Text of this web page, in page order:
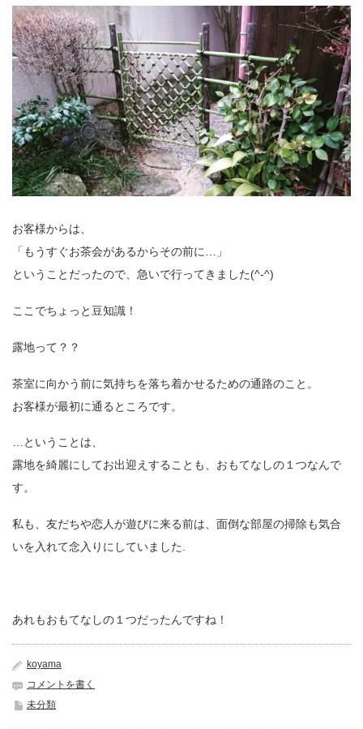
お客様からは、
「もうすぐお茶会があるからその前に…」
ということだったので、急いで行ってきました(^-^)
ここでちょっと豆知識！
露地って？？
茶室に向かう前に気持ちを落ち着かせるための通路のこと。
お客様が最初に通るところです。
…ということは、
露地を綺麗にしてお出迎えすることも、 おもてなしの１つなんで
す。
私も、友だちや恋人が遊びに来る前は、 面倒な部屋の掃除も気合
いを入れて念入りにしていました.
あれもおもてなしの１つだったんですね！
koyama
コメントを書く
未分類